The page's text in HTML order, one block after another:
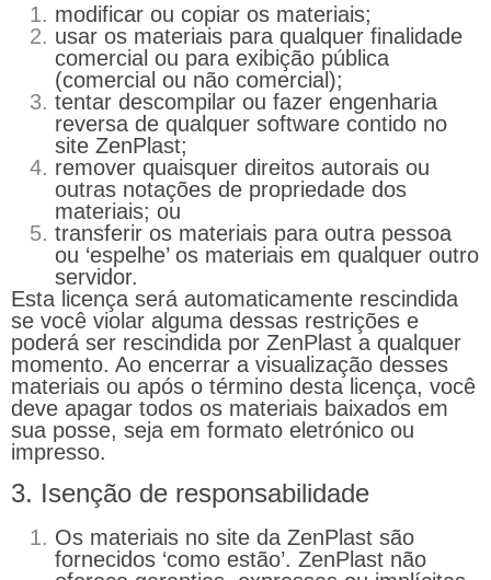
modificar ou copiar os materiais;
usar os materiais para qualquer finalidade
comercial ou para exibição pública
(comercial ou não comercial);
tentar descompilar ou fazer engenharia
reversa de qualquer software contido no
site ZenPlast;
remover quaisquer direitos autorais ou
outras notações de propriedade dos
materiais; ou
transferir os materiais para outra pessoa
ou ‘espelhe’ os materiais em qualquer outro
servidor.
Esta licença será automaticamente rescindida
se você violar alguma dessas restrições e
poderá ser rescindida por ZenPlast a qualquer
momento. Ao encerrar a visualização desses
materiais ou após o término desta licença, você
deve apagar todos os materiais baixados em
sua posse, seja em formato eletrónico ou
impresso.
3. Isenção de responsabilidade
Os materiais no site da ZenPlast são
fornecidos ‘como estão’. ZenPlast não